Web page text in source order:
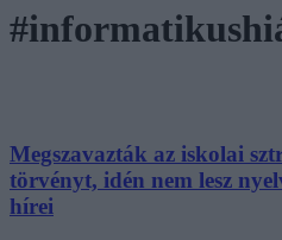
Megszavazták az iskolai
törvényt, idén nem lesz
hírei